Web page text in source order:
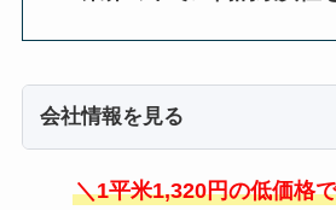
会社情報を見る
＼1平米1,320円の低価格